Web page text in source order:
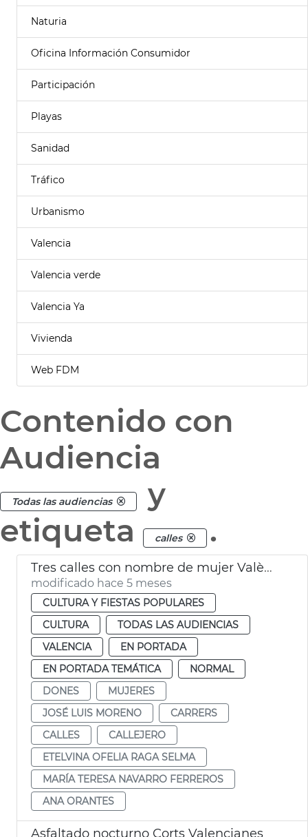
Naturia
Oficina Información Consumidor
Participación
Playas
Sanidad
Tráfico
Urbanismo
Valencia
Valencia verde
Valencia Ya
Vivienda
Web FDM
Contenido con
Audiencia
Todas las audiencias
y
etiqueta
calles .
Tres calles con nombre de mujer València
modificado hace 5 meses
CULTURA Y FIESTAS POPULARES
CULTURA
TODAS LAS AUDIENCIAS
VALENCIA
EN PORTADA
EN PORTADA TEMÁTICA
NORMAL
DONES
MUJERES
JOSÉ LUIS MORENO
CARRERS
CALLES
CALLEJERO
ETELVINA OFELIA RAGA SELMA
MARÍA TERESA NAVARRO FERREROS
ANA ORANTES
Asfaltado nocturno Corts Valencianes